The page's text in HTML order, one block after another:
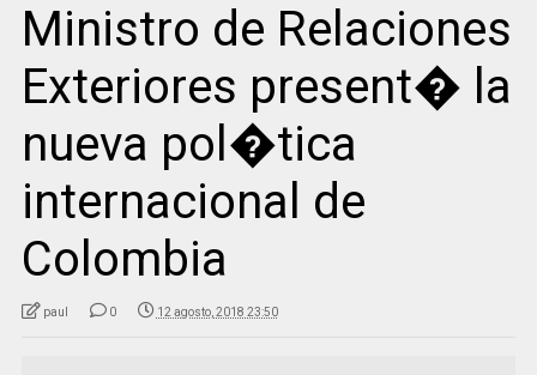
Ministro de Relaciones
Exteriores present� la
nueva pol�tica
internacional de
Colombia
paul 0 12 agosto, 2018 23:50